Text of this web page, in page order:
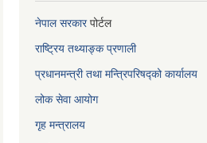
नेपाल सरकारपोर्टल
राष्ट्रिय तथ्याङ्क प्रणाली
प्रधानमन्त्री तथा मन्त्रिपरिषद्को कार्यालय
लोक सेवाआयोग
गृह मन्त्रालय